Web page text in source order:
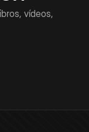
vídeos,